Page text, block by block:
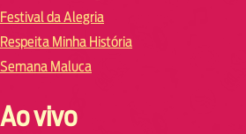
Festival da Alegria
Respeita Minha História
Semana Maluca
Ao vivo